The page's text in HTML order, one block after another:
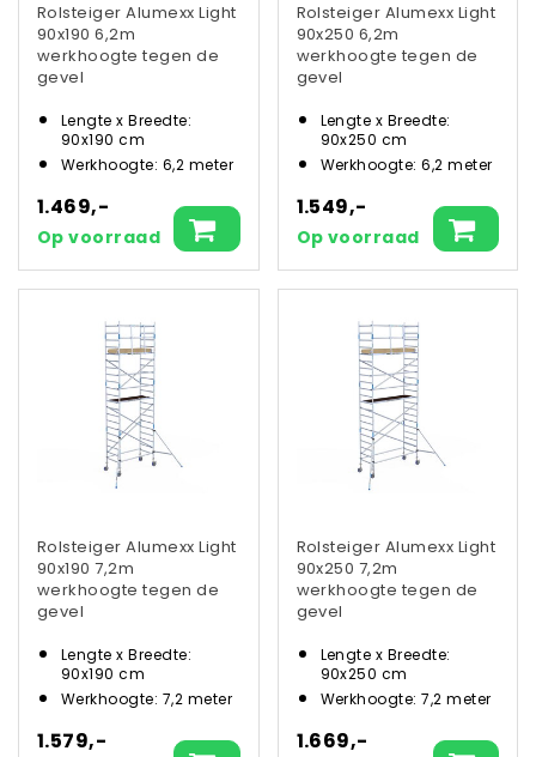
Rolsteiger Alumexx Light
90x190 6,2m
werkhoogte tegen de
gevel
Lengte x Breedte:
90x190 cm
Werkhoogte: 6,2 meter
1.469,-
Op voorraad
Rolsteiger Alumexx Light
90x250 6,2m
werkhoogte tegen de
gevel
Lengte x Breedte:
90x250 cm
Werkhoogte: 6,2 meter
1.549,-
Op voorraad
Rolsteiger Alumexx Light
90x190 7,2m
werkhoogte tegen de
gevel
Lengte x Breedte:
90x190 cm
Werkhoogte: 7,2 meter
1.579,-
Rolsteiger Alumexx Light
90x250 7,2m
werkhoogte tegen de
gevel
Lengte x Breedte:
90x250 cm
Werkhoogte: 7,2 meter
1.669,-